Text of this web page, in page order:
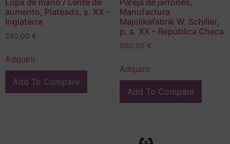
Lupa de mano / Lente de
aumento, Plateado, s. XX –
Inglaterra
240,00 €
Adquirir
Add To Compare
Pareja de jarrones,
Manufactura
Majolikafabrik W. Schiller,
p. s. XX – República Checa
900,00 €
Adquirir
Add To Compare